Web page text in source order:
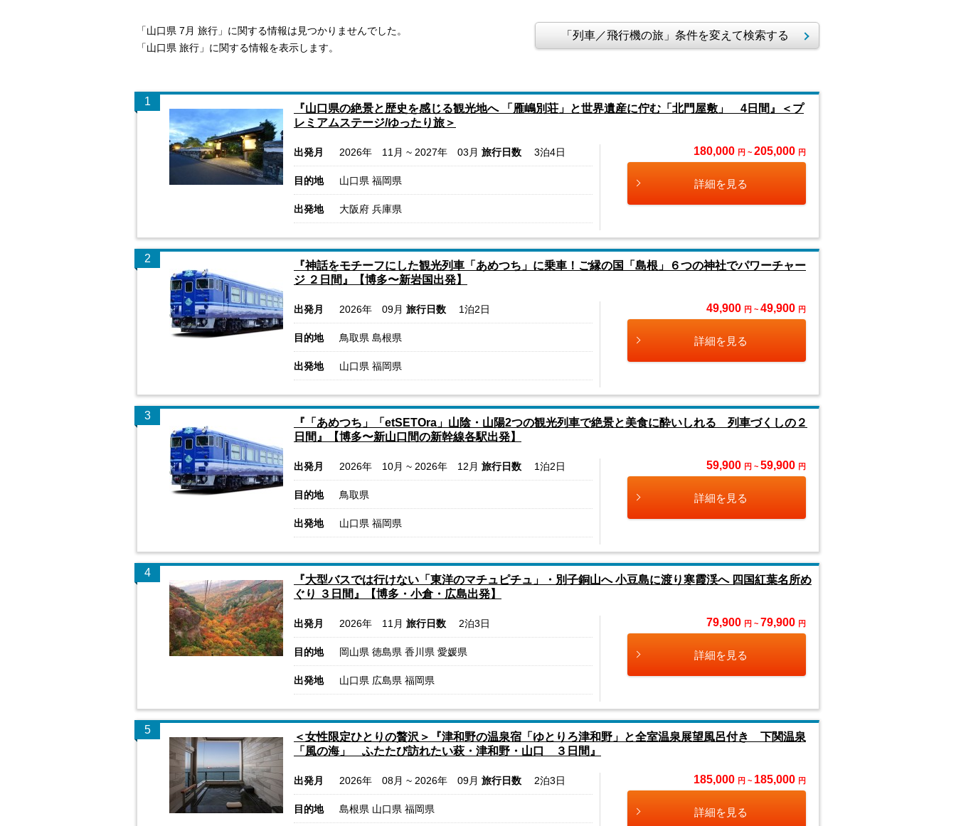
「山口県 7月 旅行」に関する情報は見つかりませんでした。
「山口県 旅行」に関する情報を表示します。
「列車／飛行機の旅」条件を変えて検索する
1
『山口県の絶景と歴史を感じる観光地へ 「雁嶋別荘」と世界遺産に佇む「北門屋敷」 4日間』＜プ
レミアムステージ/ゆったり旅＞
出発月 2026年 11月 ~ 2027年 03月 旅行日数 3泊4日
目的地 山口県 福岡県
出発地 大阪府 兵庫県
180,000 円 ~ 205,000 円
詳細を見る
2
『神話をモチーフにした観光列車「あめつち」に乗車！ご縁の国「島根」６つの神社でパワーチャー
ジ ２日間』【博多〜新岩国出発】
出発月 2026年 09月 旅行日数 1泊2日
目的地 鳥取県 島根県
出発地 山口県 福岡県
49,900 円 ~ 49,900 円
詳細を見る
3
『「あめつち」「etSETOra」山陰・山陽2つの観光列車で絶景と美食に酔いしれる 列車づくしの２
日間』【博多〜新山口間の新幹線各駅出発】
出発月 2026年 10月 ~ 2026年 12月 旅行日数 1泊2日
目的地 鳥取県
出発地 山口県 福岡県
59,900 円 ~ 59,900 円
詳細を見る
4
『大型バスでは行けない「東洋のマチュピチュ」・別子銅山へ 小豆島に渡り寒霞渓へ 四国紅葉名所め
ぐり ３日間』【博多・小倉・広島出発】
出発月 2026年 11月 旅行日数 2泊3日
目的地 岡山県 徳島県 香川県 愛媛県
出発地 山口県 広島県 福岡県
79,900 円 ~ 79,900 円
詳細を見る
5
＜女性限定ひとりの贅沢＞『津和野の温泉宿「ゆとりろ津和野」と全室温泉展望風呂付き 下関温泉
「風の海」 ふたたび訪れたい萩・津和野・山口 ３日間』
出発月 2026年 08月 ~ 2026年 09月 旅行日数 2泊3日
目的地 島根県 山口県 福岡県
185,000 円 ~ 185,000 円
詳細を見る